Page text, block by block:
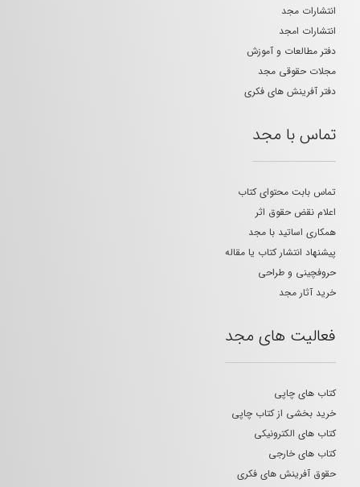
انتشارات مجد
انتشارات امجد
دفتر مطالعات و آموزش
مجلات حقوقی مجد
دفتر آفرینش های فکری
تماس با مجد
تماس بابت محتوای کتاب
اعلام نقض حقوق اثر
همکاری اساتید با مجد
پیشنهاد انتشار کتاب یا مقاله
حروفچینی و طراحی
خرید آثار مجد
فعالیت های مجد
کتاب های چاپی
خرید بخشی از کتاب چاپی
کتاب های الکترونیکی
کتاب های خارجی
حقوق آفرینش های فکری